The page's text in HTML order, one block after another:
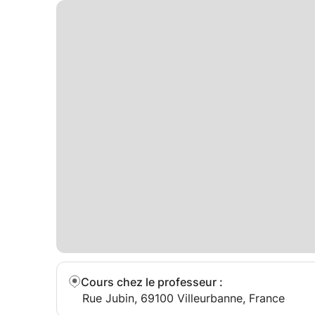
Cours chez le professeur :
Rue Jubin, 69100 Villeurbanne, France